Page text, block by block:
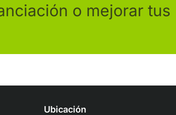
o mejorar tus
Ubicación